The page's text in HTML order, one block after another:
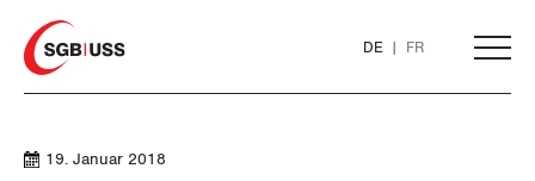
Home
DE FR
19. Januar 2018